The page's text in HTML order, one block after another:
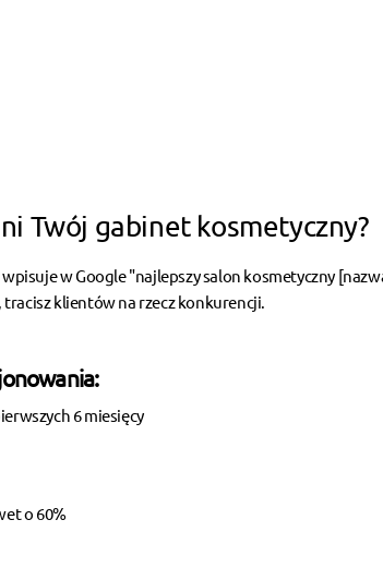
Twój gabinet kosmetyczny?
w Google "najlepszy salon kosmetyczny
klientów na rzecz konkurencji.
6 miesięcy
o 60%